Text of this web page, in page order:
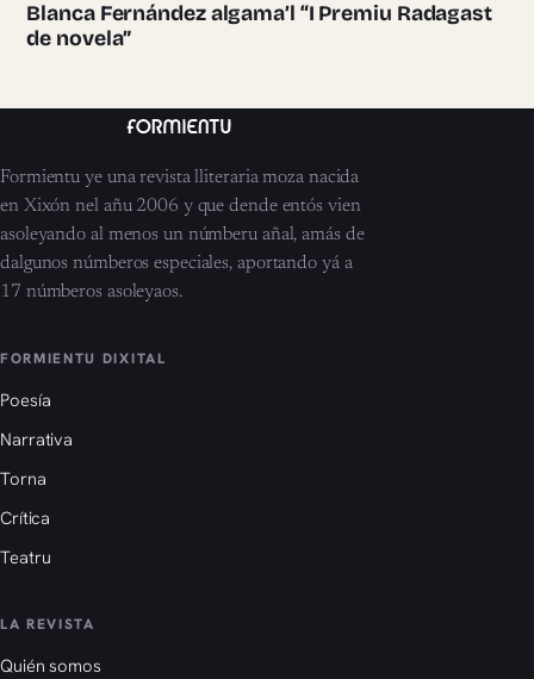
Blanca Fernández algama’l “I Premiu Radagast
de novela”
Formientu ye una revista lliteraria moza nacida
en Xixón nel añu 2006 y que dende entós vien
asoleyando al menos un númberu añal, amás de
dalgunos númberos especiales, aportando yá a
17 númberos asoleyaos.
FORMIENTU DIXITAL
Poesía
Narrativa
Torna
Crítica
Teatru
LA REVISTA
Quién somos